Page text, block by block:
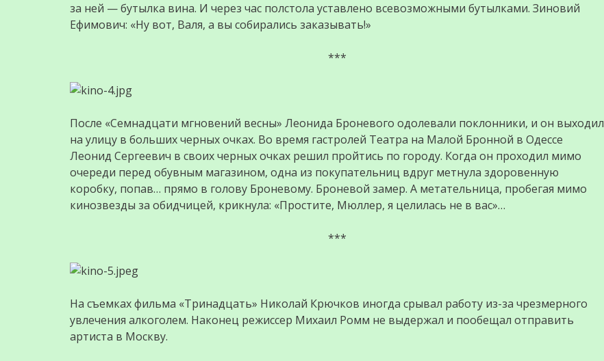
за ней — бутылка вина. И через час полстола уставлено всевозможными бутылками. Зиновий
Ефимович: «Ну вот, Валя, а вы собирались заказывать!»
***
После «Семнадцати мгновений весны» Леонида Броневого одолевали поклонники, и он выходил
на улицу в больших черных очках. Во время гастролей Театра на Малой Бронной в Одессе
Леонид Сергеевич в своих черных очках решил пройтись по городу. Когда он проходил мимо
очереди перед обувным магазином, одна из покупательниц вдруг метнула здоровенную
коробку, попав… прямо в голову Броневому. Броневой замер. А метательница, пробегая мимо
кинозвезды за обидчицей, крикнула: «Простите, Мюллер, я целилась не в вас»…
***
На съемках фильма «Тринадцать» Николай Крючков иногда срывал работу из-за чрезмерного
увлечения алкоголем. Наконец режиссер Михаил Ромм не выдержал и пообещал отправить
артиста в Москву.